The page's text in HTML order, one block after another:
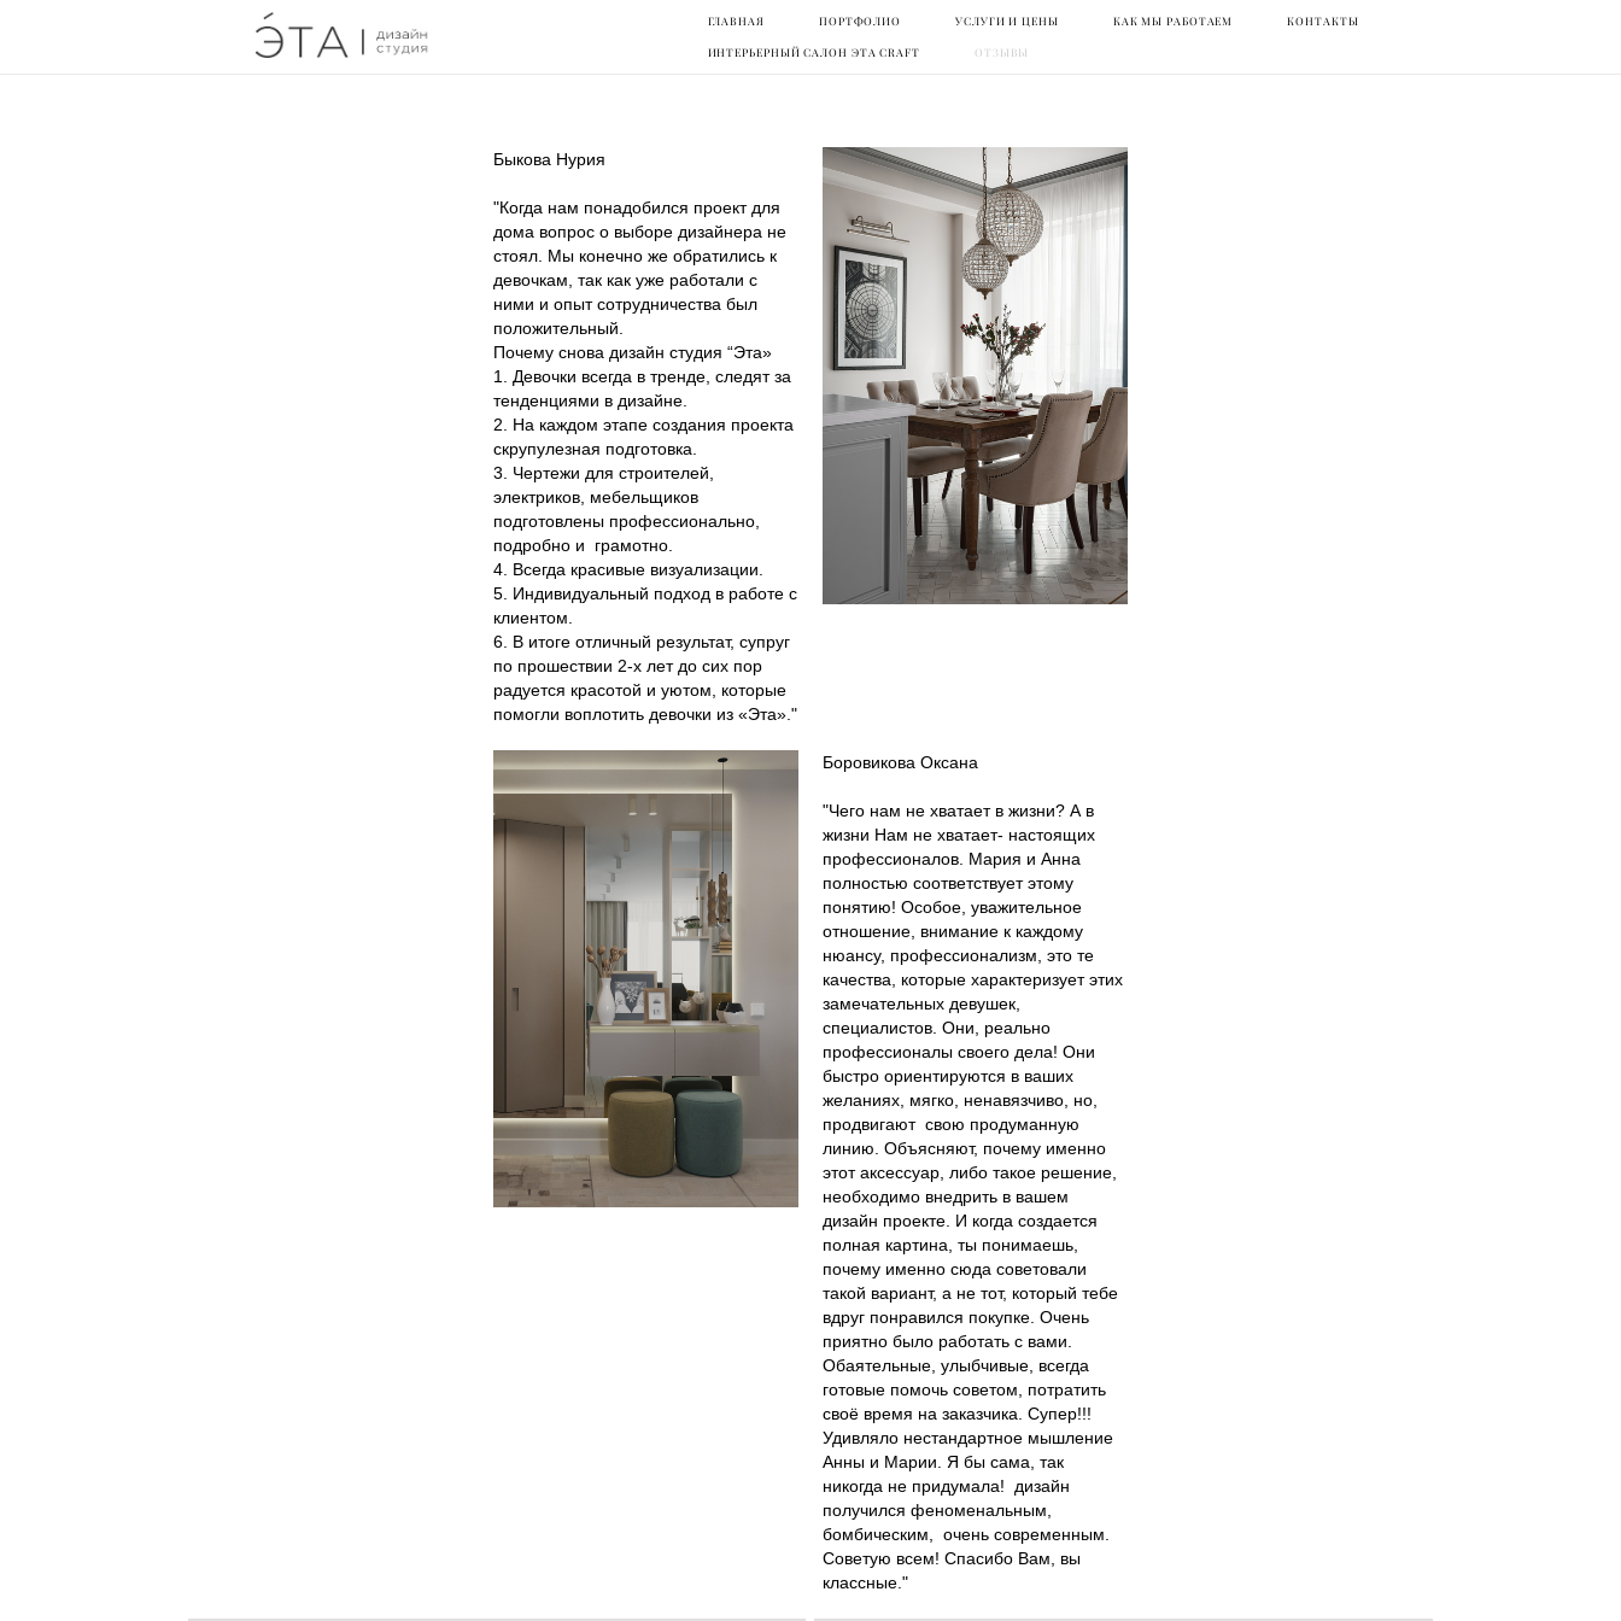
ГЛАВНАЯ ПОРТФОЛИО УСЛУГИ И ЦЕНЫ КАК МЫ РАБОТАЕМ КОНТАКТЫ
ИНТЕРЬЕРНЫЙ САЛОН ЭТА CRAFT ОТЗЫВЫ
ГЛАВНАЯ ПОРТФОЛИО УСЛУГИ И ЦЕНЫ КАК МЫ РАБОТАЕМ КОНТАКТЫ
ИНТЕРЬЕРНЫЙ САЛОН ЭТА CRAFT ОТЗЫВЫ
Быкова Нурия
"Когда нам понадобился проект для
дома вопрос о выборе дизайнера не
стоял. Мы конечно же обратились к
девочкам, так как уже работали с
ними и опыт сотрудничества был
положительный.
Почему снова дизайн студия “Эта»
1. Девочки всегда в тренде, следят за
тенденциями в дизайне.
2. На каждом этапе создания проекта
скрупулезная подготовка.
3. Чертежи для строителей,
электриков, мебельщиков
подготовлены профессионально,
подробно и грамотно.
4. Всегда красивые визуализации.
5. Индивидуальный подход в работе с
клиентом.
6. В итоге отличный результат, супруг
по прошествии 2-х лет до сих пор
радуется красотой и уютом, которые
помогли воплотить девочки из «Эта»."
Боровикова Оксана
"Чего нам не хватает в жизни? А в
жизни Нам не хватает- настоящих
профессионалов. Мария и Анна
полностью соответствует этому
понятию! Особое, уважительное
отношение, внимание к каждому
нюансу, профессионализм, это те
качества, которые характеризует этих
замечательных девушек,
специалистов. Они, реально
профессионалы своего дела! Они
быстро ориентируются в ваших
желаниях, мягко, ненавязчиво, но,
продвигают свою продуманную
линию. Объясняют, почему именно
этот аксессуар, либо такое решение,
необходимо внедрить в вашем
дизайн проекте. И когда создается
полная картина, ты понимаешь,
почему именно сюда советовали
такой вариант, а не тот, который тебе
вдруг понравился покупке. Очень
приятно было работать с вами.
Обаятельные, улыбчивые, всегда
готовые помочь советом, потратить
своё время на заказчика. Супер!!!
Удивляло нестандартное мышление
Анны и Марии. Я бы сама, так
никогда не придумала! дизайн
получился феноменальным,
бомбическим, очень современным.
Советую всем! Спасибо Вам, вы
классные."